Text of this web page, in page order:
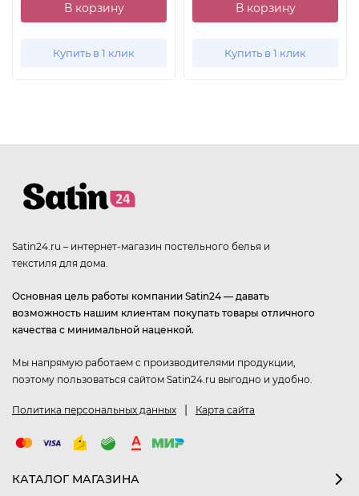
В корзину
Купить в 1 клик
В корзину
Купить в 1 клик
Satin24.ru – интернет-магазин постельного белья и
текстиля для дома.
Основная цель работы компании Satin24 — давать
возможность нашим клиентам покупать товары отличного
качества с минимальной наценкой.
Мы напрямую работаем с производителями продукции,
поэтому пользоваться сайтом Satin24.ru выгодно и удобно.
Политика персональных данных Карта сайта
КАТАЛОГ МАГАЗИНА